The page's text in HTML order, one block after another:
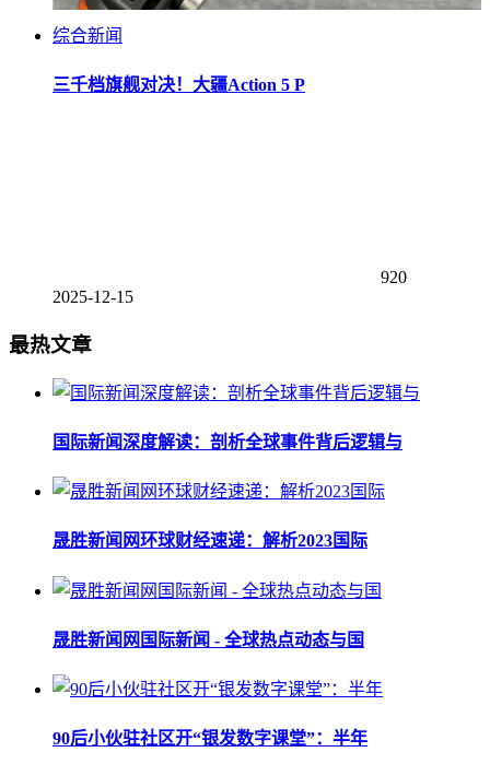
综合新闻
三千档旗舰对决！大疆Action 5 P
920
2025-12-15
最热文章
国际新闻深度解读：剖析全球事件背后逻辑与
晟胜新闻网环球财经速递：解析2023国际
晟胜新闻网国际新闻 - 全球热点动态与国
90后小伙驻社区开“银发数字课堂”：半年